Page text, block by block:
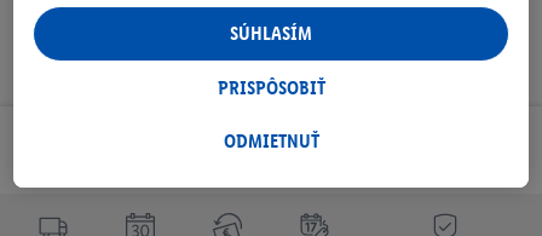
Odoberaj Newsletter!
personalizovanú reklamu v rámci služieb Lidl aj mimo nich. Ak
ste účastníkom programu Lidl Plus, na tieto účely sa spracúvajú
aj údaje z vášho nákupného správania v obchode.
následne si vytvoríte účet Lidl Plus alebo sa prihlásite do svojho
ktorú tam uvediete, aby sme vás mohli rozpoznať v službách
ODMIETNUŤ
PRISPÔSOBIŤ
SÚHLASÍM